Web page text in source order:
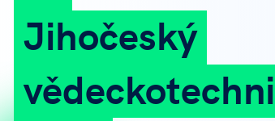
Jihočeský